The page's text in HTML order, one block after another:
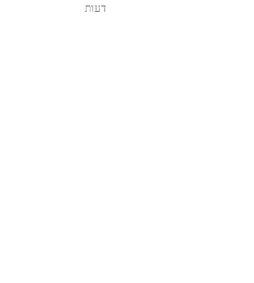
דעות